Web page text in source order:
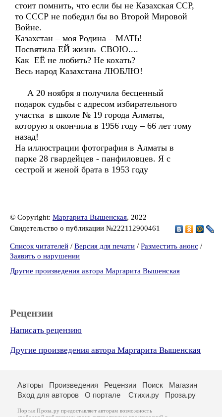
стоит помнить, что если бы не Казахская ССР,
то СССР не победил бы во Второй Мировой
Войне.
Казахстан – моя Родина – МАТЬ!
Посвятила ЕЙ жизнь СВОЮ....
Как ЕЁ не любить? Не кохать?
Весь народ Казахстана ЛЮБЛЮ!
А 20 ноября я получила бесценный
подарок судьбы с адресом избирательного
участка в школе № 19 города Алматы,
которую я окончила в 1956 году – 66 лет тому
назад!
На иллюстрации фотография в Алматы в
парке 28 гвардейцев - панфиловцев. Я с
сестрой и женой брата в 1953 году
© Copyright: Маргарита Вышенская, 2022
Свидетельство о публикации №222112900461
Список читателей / Версия для печати / Разместить анонс /
Заявить о нарушении
Другие произведения автора Маргарита Вышенская
Рецензии
Написать рецензию
Другие произведения автора Маргарита Вышенская
Авторы Произведения Рецензии Поиск
Магазин
Вход для авторов
О портале Стихи.ру Проза.ру
Портал Проза.ру предоставляет авторам возможность